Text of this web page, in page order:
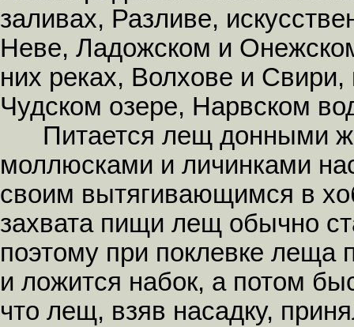
заливах, Разливе,
Неве, Ладожском и
них реках, Волхове и
Чудском озере, Нарвском
Питается лещ донными
моллюсками и личинками
своим вытягивающимся в
захвата пищи лещ обычно
поэтому при поклевке леща
и ложится набок, а потом
что лещ, взяв насадку,